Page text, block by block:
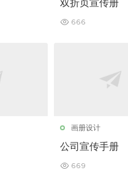
双折页宣传册
666
画册设计
公司宣传手册
669